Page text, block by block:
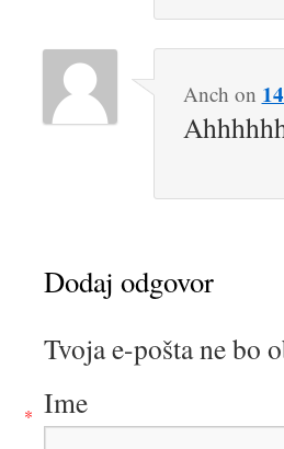
Anch on
Dodaj odgovor
Tvoja e-pošta ne bo
Ime
*